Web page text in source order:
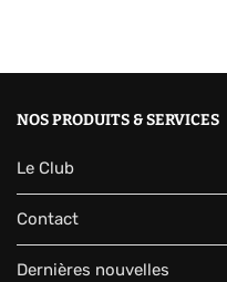
NOS PRODUITS & SERVICES
Le Club
Contact
Dernières nouvelles